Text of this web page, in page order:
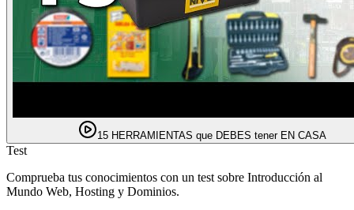
15 HERRAMIENTAS que DEBES tener EN CASA
Test
Comprueba tus conocimientos con un test sobre Introducción al
Mundo Web, Hosting y Dominios.